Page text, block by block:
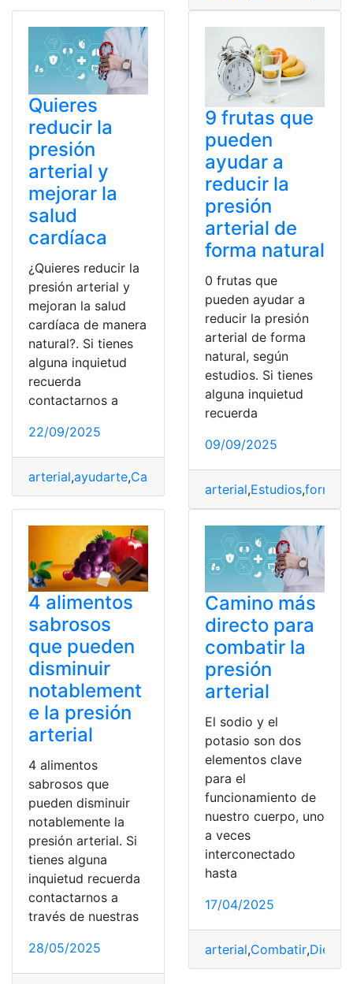
Quieres
reducir la
presión
arterial y
mejorar la
salud
cardíaca
¿Quieres reducir la
presión arterial y
mejoran la salud
cardíaca de manera
natural?. Si tienes
alguna inquietud
recuerda
contactarnos a
22/09/2025
arterial,ayudarte,Cardíaca
9 frutas que
pueden
ayudar a
reducir la
presión
arterial de
forma natural
0 frutas que
pueden ayudar a
reducir la presión
arterial de forma
natural, según
estudios. Si tienes
alguna inquietud
recuerda
09/09/2025
arterial,Estudios,forma
4 alimentos
sabrosos
que pueden
disminuir
notablement
e la presión
arterial
4 alimentos
sabrosos que
pueden disminuir
notablemente la
presión arterial. Si
tienes alguna
inquietud recuerda
contactarnos a
través de nuestras
28/05/2025
Camino más
directo para
combatir la
presión
arterial
El sodio y el
potasio son dos
elementos clave
para el
funcionamiento de
nuestro cuerpo, uno
a veces
interconectado
hasta
17/04/2025
arterial,Combatir,Dietas